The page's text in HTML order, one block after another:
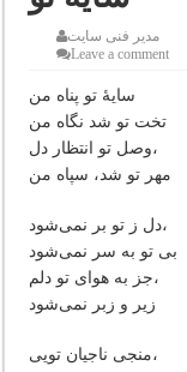
مدیر فنی سایت
Leave a comment
سایۀ تو پناه من
تخت تو شد نگاه من
وصل تو انتظار دل،
مهر تو شد، سپاه من
دل ز تو بر نمی‌شود،
بی تو به سر نمی‌شود
جز به هوای تو دلم،
زیر و زبر نمی‌شود
منجی ناجیان تویی،